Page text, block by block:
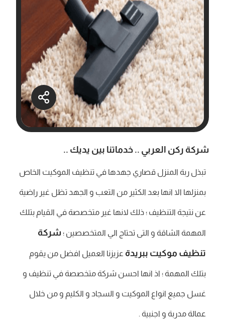
شركة ركن العربي .. خدماتنا بين يديك ..
تبذل ربة المنزل قصاري جهدها في تنظيف الموكيت الخاص
بمنزلها الا انها بعد الكثير من التعب و الجهد تظل غير راضية
عن نتيجة التنظيف ؛ ذلك لانها غير متخصصة في القيام بتلك
المهمة الشاقة و التى تحتاج الي المتخصصين ؛ شركة
تنظيف موكيت ببريدة عزيزنا العميل افضل من يقوم
بتلك المهمة ؛ اذ انها احسن شركة متخصصة في تنظيف و
غسل جميع انواع الموكيت و السجاد و الكليم و من خلال
عمالة مدربة و اجنبية .